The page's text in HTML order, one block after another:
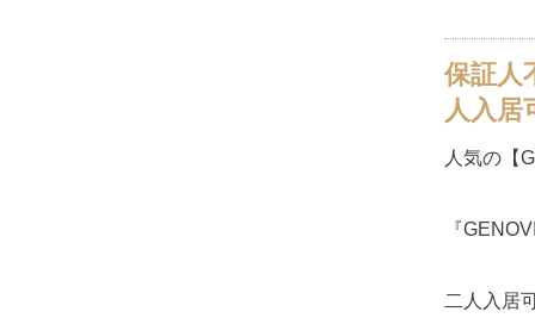
保証人
人入居
人気の【
『
二人入居